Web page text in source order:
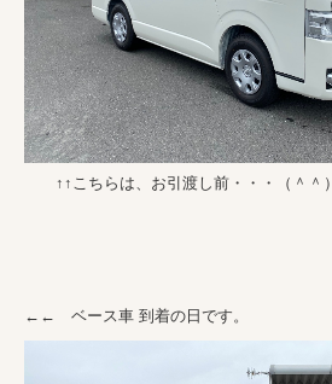
↑↑こちらは、お引渡し前・・・（＾＾）
←← ベース車 到着の日です。